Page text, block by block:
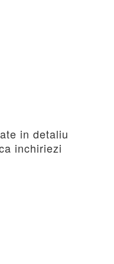
in detaliu
inchiriezi